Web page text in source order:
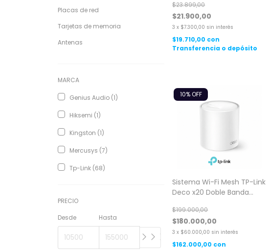
Placas de red
Tarjetas de memoria
Antenas
MARCA
Genius Audio (1)
Hiksemi (1)
Kingston (1)
Mercusys (7)
Tp-Link (68)
PRECIO
Desde
Hasta
$21.900,00
$23.899,00
3 x $7.300,00 sin interés
$19.710,00 con
Transferencia o depósito
Sistema Wi-Fi Mesh TP-Link
Deco x20 Doble Banda
$180.000,00
$199.000,00
10% OFF
3 x $60.000,00 sin interés
$162.000,00 con